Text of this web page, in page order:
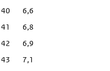
40
6,6
41
6,8
42
6,9
43
7,1